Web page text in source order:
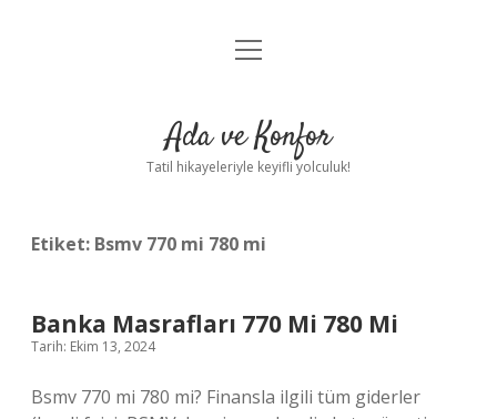
Anasayfa
Yasal Uyarı
menüyü
Ada ve Konfor
Tatil hikayeleriyle keyifli yolculuk!
Etiket: Bsmv 770 mi 780 mi
Banka Masrafları 770 Mi 780 Mi
Tarih: Ekim 13, 2024
Bsmv 770 mi 780 mi? Finansla ilgili tüm giderler